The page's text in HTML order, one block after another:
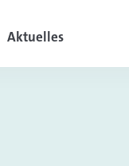
Aktuelles